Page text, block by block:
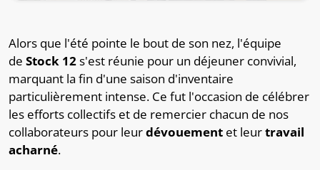
Alors que l'été pointe le bout de son nez, l'équipe
de Stock 12s'est réunie pour un déjeuner convivial,
marquant la fin d'une saison d'inventaire
particulièrement intense. Ce fut l'occasion de célébrer
les efforts collectifs et de remercier chacun de nos
collaborateurs pour leurdévouement et leurtravail
acharné.